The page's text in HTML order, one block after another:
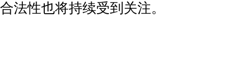
合法性也将持续受到关注。